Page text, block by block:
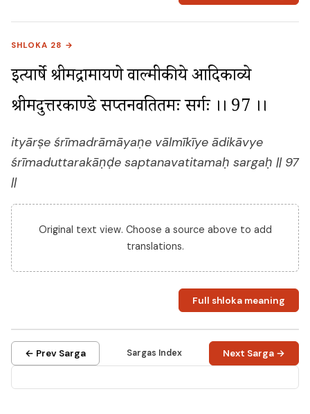
SHLOKA 28 →
इत्यार्षे श्रीमद्रामायणे वाल्मीकीये आदिकाव्ये
श्रीमदुत्तरकाण्डे सप्तनवतितमः सर्गः ।। 97 ।।
ityārṣe śrīmadrāmāyaṇe vālmīkīye ādikāvye
śrīmaduttarakāṇḍe saptanavatitamaḥ sargaḥ || 97
||
Original text view. Choose a source above to add
translations.
Full shloka meaning
← Prev Sarga Sargas Index Next Sarga →